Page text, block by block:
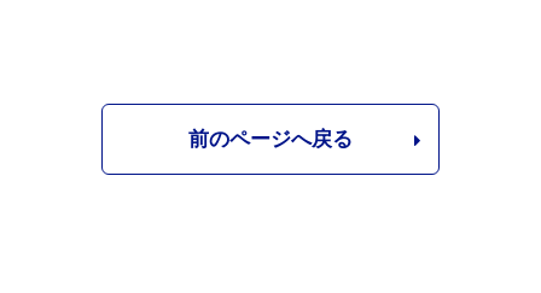
前のページへ戻る